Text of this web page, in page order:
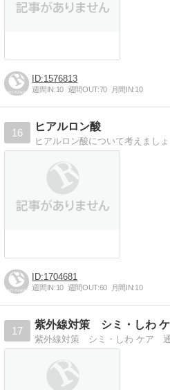
1576813
週間IN:10 週間OUT:70 月間IN:10
16
ヒアルロン酸
ヒアルロン酸について考えましょ
1704681
週間IN:10 週間OUT:60 月間IN:10
17
紫外線対策 シミ・しわ
紫外線対策 シミ・しわ ケア 通